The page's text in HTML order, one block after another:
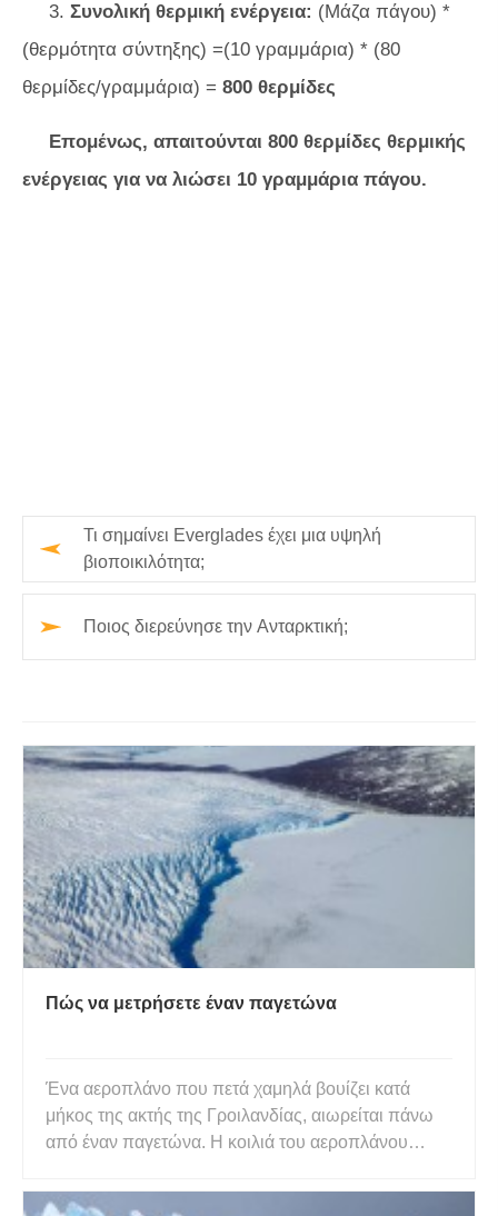
3. Συνολική θερμική ενέργεια: (Μάζα πάγου) *
(θερμότητα σύντηξης) =(10 γραμμάρια) * (80
θερμίδες/γραμμάρια) = 800 θερμίδες
Επομένως, απαιτούνται 800 θερμίδες θερμικής
ενέργειας για να λιώσει 10 γραμμάρια πάγου.
Τι σημαίνει Everglades έχει μια υψηλή
βιοποικιλότητα;
Ποιος διερεύνησε την Ανταρκτική;
Πώς να μετρήσετε έναν παγετώνα
Ένα αεροπλάνο που πετά χαμηλά βουίζει κατά
μήκος της ακτής της Γροιλανδίας, αιωρείται πάνω
από έναν παγετώνα. Η κοιλιά του αεροπλάνου
πρόσωπο του παγετώνα. Καθώς η δέσμη φωτός